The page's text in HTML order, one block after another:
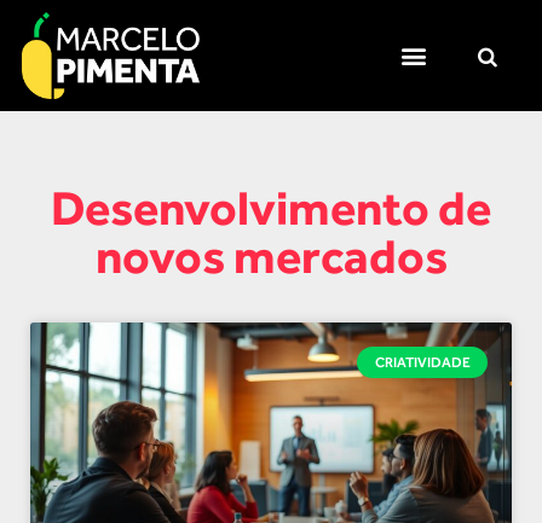
Desenvolvimento de
novos mercados
CRIATIVIDADE